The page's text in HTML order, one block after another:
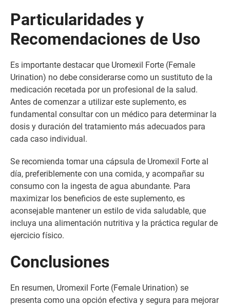
Particularidades y
Recomendaciones de Uso
Es importante destacar que Uromexil Forte (Female
Urination) no debe considerarse como un sustituto de la
medicación recetada por un profesional de la salud.
Antes de comenzar a utilizar este suplemento, es
fundamental consultar con un médico para determinar la
dosis y duración del tratamiento más adecuados para
cada caso individual.
Se recomienda tomar una cápsula de Uromexil Forte al
día, preferiblemente con una comida, y acompañar su
consumo con la ingesta de agua abundante. Para
maximizar los beneficios de este suplemento, es
aconsejable mantener un estilo de vida saludable, que
incluya una alimentación nutritiva y la práctica regular de
ejercicio físico.
Conclusiones
En resumen, Uromexil Forte (Female Urination) se
presenta como una opción efectiva y segura para mejorar